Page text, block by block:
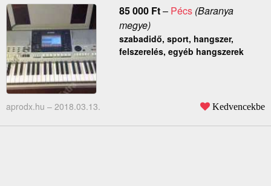
85 000 Ft– Pécs(Baranya
megye)
szabadidő, sport, hangszer,
felszerelés, egyéb hangszerek
aprodx.hu – 2018.03.13. Kedvencekbe